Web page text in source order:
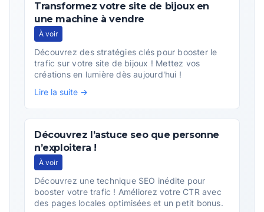
Transformez votre site de bijoux en
une machine à vendre
À voir
Découvrez des stratégies clés pour booster le
trafic sur votre site de bijoux ! Mettez vos
créations en lumière dès aujourd'hui !
Lire la suite →
Découvrez l’astuce seo que personne
n’exploitera !
À voir
Découvrez une technique SEO inédite pour
booster votre trafic ! Améliorez votre CTR avec
des pages locales optimisées et un petit bonus.